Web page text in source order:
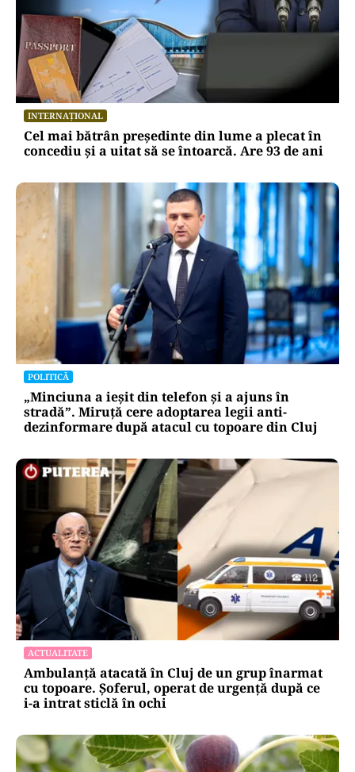
INTERNAȚIONAL
Cel mai bătrân președinte din lume a plecat în
concediu și a uitat să se întoarcă. Are 93 de ani
POLITICĂ
„Minciuna a ieșit din telefon și a ajuns în
stradă”. Miruță cere adoptarea legii anti-
dezinformare după atacul cu topoare din Cluj
ACTUALITATE
Ambulanță atacată în Cluj de un grup înarmat
cu topoare. Șoferul, operat de urgență după ce
i-a intrat sticlă în ochi